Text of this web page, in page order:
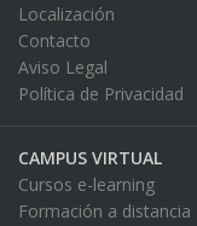
Localización
Contacto
Aviso Legal
Política de Privacidad
CAMPUS VIRTUAL
Cursos e-learning
Formación a distancia